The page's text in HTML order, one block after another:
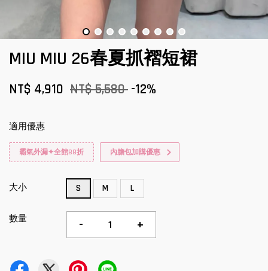
MIU MIU 26春夏抓褶短裙
NT$ 4,910 NT$ 5,580 -12%
適用優惠
霸氣外漏✦全館88折 內膽包加購優惠
大小 S M L
數量 - +